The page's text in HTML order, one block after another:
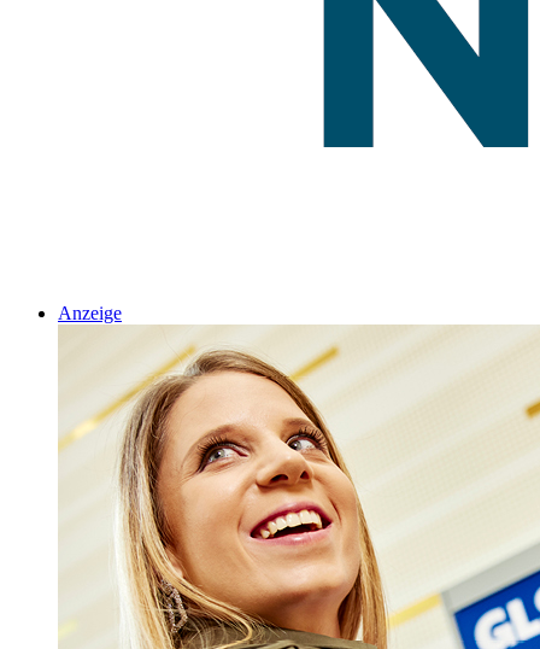
Anzeige